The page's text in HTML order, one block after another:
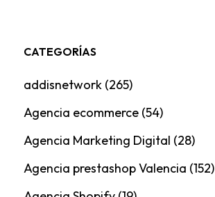
CATEGORÍAS
addisnetwork(265)
Agencia ecommerce(54)
Agencia Marketing Digital (28)
Agencia prestashop Valencia (152)